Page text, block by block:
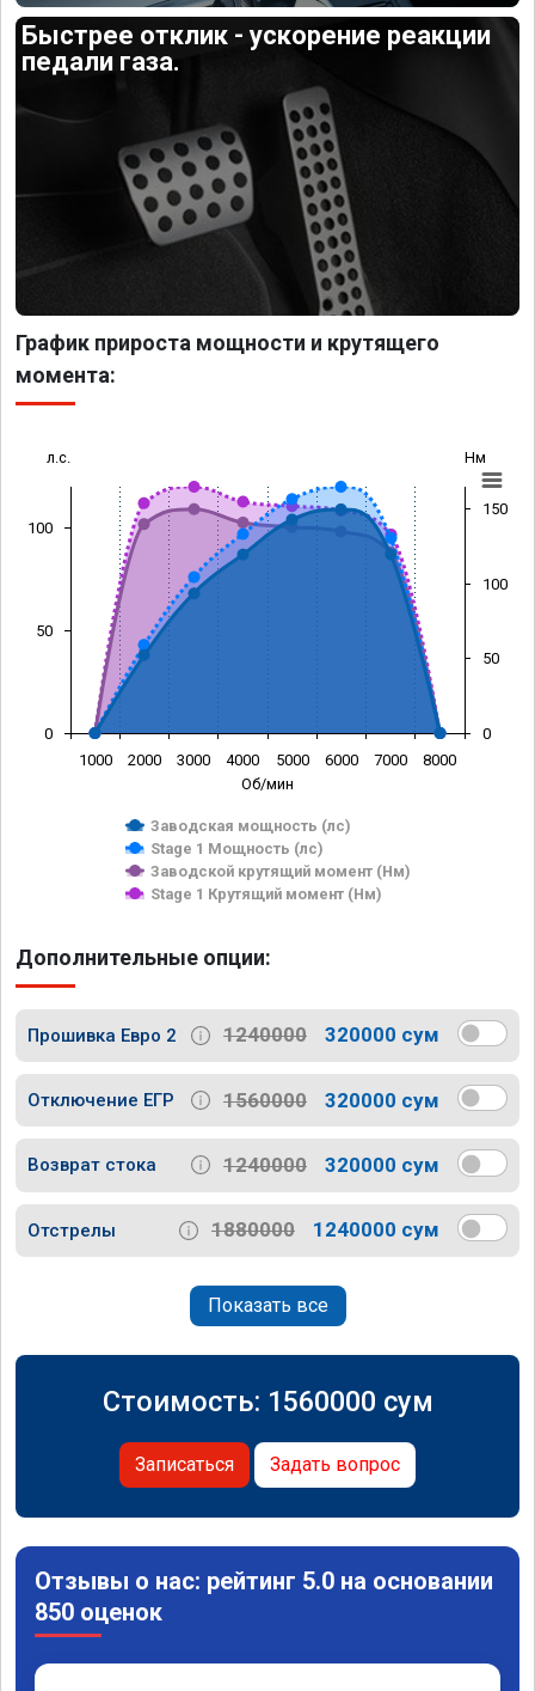
Быстрее отклик - ускорение реакции
педали газа.
График прироста мощности и крутящего
момента:
Об/мин
л.с. Нм
Заводская мощность (лс)
Stage 1 Мощность (лс)
Заводской крутящий момент (Нм)
Stage 1 Крутящий момент (Нм)
1000 2000 3000 4000 5000 6000 7000 8000
0
50
100
0
50
100
150
Дополнительные опции:
Прошивка Евро 2 1240000 320000 сум
Отключение ЕГР 1560000 320000 сум
Возврат стока 1240000 320000 сум
Отстрелы 1880000 1240000 сум
Показать все
Стоимость: 1560000 сум
Записаться Задать вопрос
Отзывы о нас: рейтинг 5.0 на основании
850 оценок